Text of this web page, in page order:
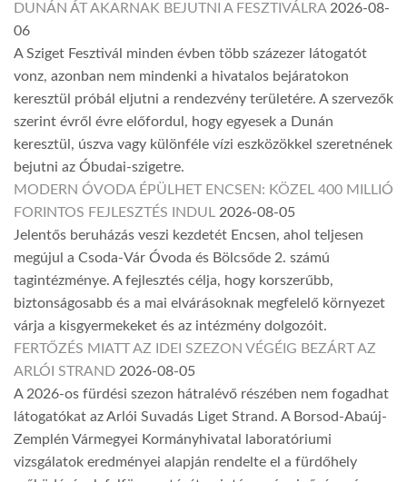
DUNÁN ÁT AKARNAK BEJUTNI A FESZTIVÁLRA 2026-08-
06
A Sziget Fesztivál minden évben több százezer látogatót
vonz, azonban nem mindenki a hivatalos bejáratokon
keresztül próbál eljutni a rendezvény területére. A szervezők
szerint évről évre előfordul, hogy egyesek a Dunán
keresztül, úszva vagy különféle vízi eszközökkel szeretnének
bejutni az Óbudai-szigetre.
MODERN ÓVODA ÉPÜLHET ENCSEN: KÖZEL 400 MILLIÓ
FORINTOS FEJLESZTÉS INDUL 2026-08-05
Jelentős beruházás veszi kezdetét Encsen, ahol teljesen
megújul a Csoda-Vár Óvoda és Bölcsőde 2. számú
tagintézménye. A fejlesztés célja, hogy korszerűbb,
biztonságosabb és a mai elvárásoknak megfelelő környezet
várja a kisgyermekeket és az intézmény dolgozóit.
FERTŐZÉS MIATT AZ IDEI SZEZON VÉGÉIG BEZÁRT AZ
ARLÓI STRAND 2026-08-05
A 2026-os fürdési szezon hátralévő részében nem fogadhat
látogatókat az Arlói Suvadás Liget Strand. A Borsod-Abaúj-
Zemplén Vármegyei Kormányhivatal laboratóriumi
vizsgálatok eredményei alapján rendelte el a fürdőhely